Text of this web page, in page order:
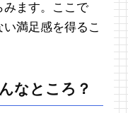
みます。ここで
満足感を得るこ
なところ？